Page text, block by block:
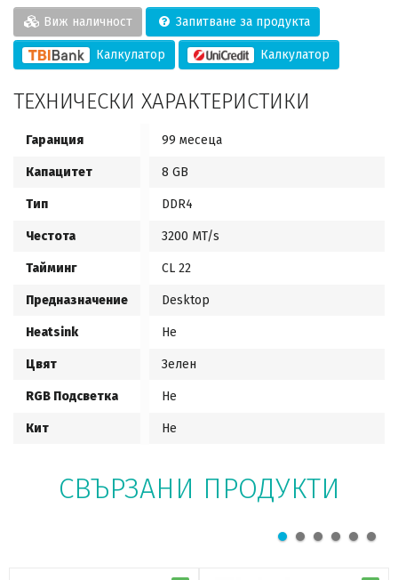
Виж наличност Запитване за продукта
Калкулатор Калкулатор
ТЕХНИЧЕСКИ ХАРАКТЕРИСТИКИ
Гаранция 99 месеца
Капацитет 8 GB
Тип DDR4
Честота 3200 MT/s
Тайминг CL 22
Предназначение Desktop
Heatsink Не
Цвят Зелен
RGB Подсветка Не
Кит Не
СВЪРЗАНИ ПРОДУКТИ